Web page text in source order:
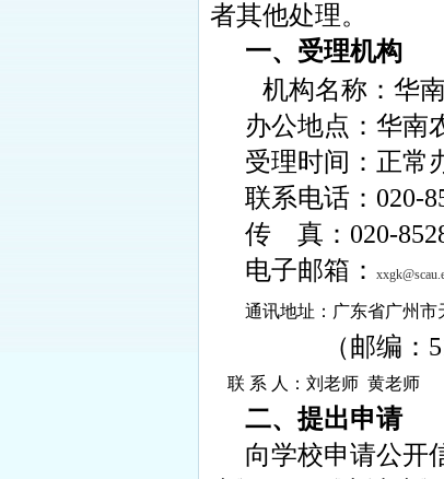
者其他处理。
一、受理机构
机构名称：华南
办公地点：华南
受理时间：正常
联系电话： 020-
传
真： 020-
电子邮箱：
通讯地址： 广东省广州市
（邮编：
联 系 人：刘老师 黄老师
二、提出申请
向学校申请公开